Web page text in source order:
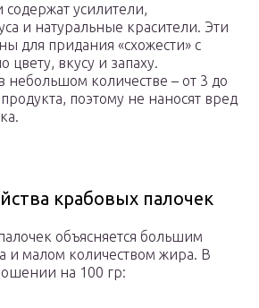
усилители,
и натуральные красители. Эти
для придания «схожести» с
цвету, вкусу и запаху.
небольшом количестве – от 3 до
поэтому не наносят вред
крабовых палочек
объясняется большим
и малом количеством жира. В
на 100 гр: